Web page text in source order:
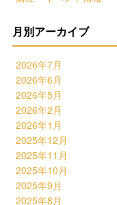
月別アーカイブ
2026年7月
2026年6月
2026年5月
2026年2月
2026年1月
2025年12月
2025年11月
2025年10月
2025年9月
2025年8月